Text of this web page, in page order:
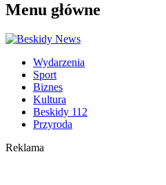
Menu główne
Wydarzenia
Sport
Biznes
Kultura
Beskidy 112
Przyroda
Reklama